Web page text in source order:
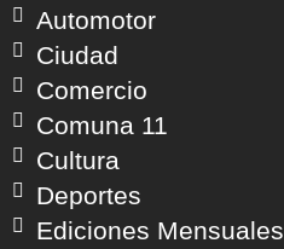
Automotor
Ciudad
Comercio
Comuna 11
Cultura
Deportes
Ediciones Mensuales